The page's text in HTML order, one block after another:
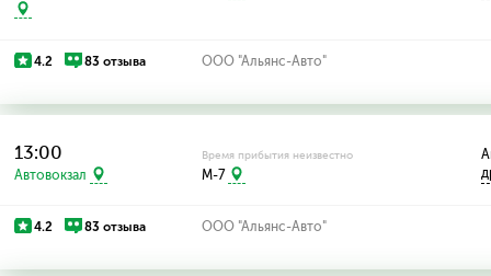
4.2 83 отзыва ООО "Альянс-Авто"
13:00
Автовокзал
Время прибытия неизвестно
M-7
4.2 83 отзыва ООО "Альянс-Авто"